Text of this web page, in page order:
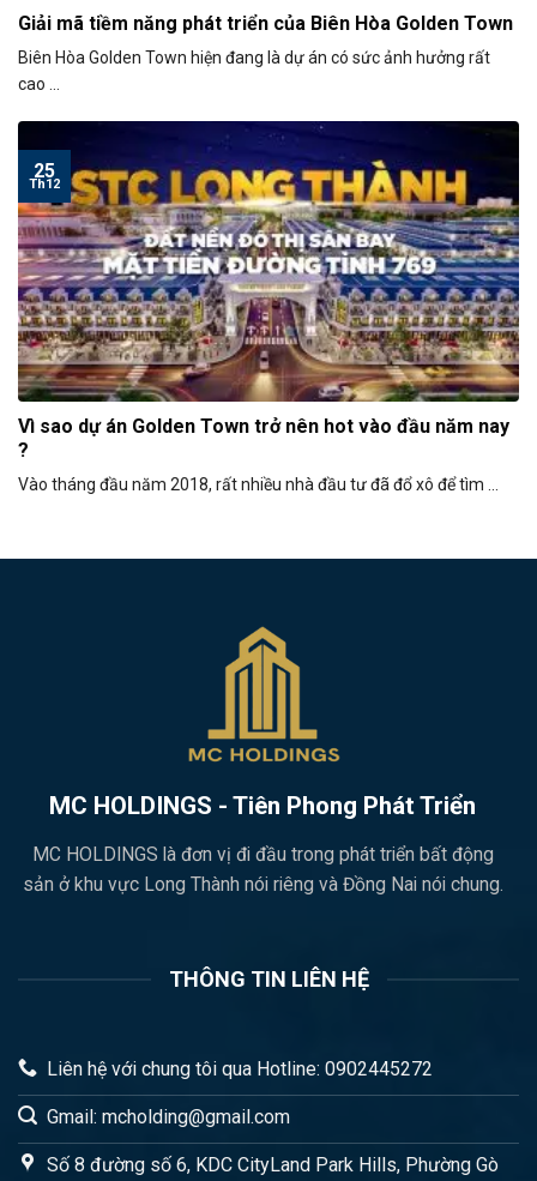
Giải mã tiềm năng phát triển của Biên Hòa Golden Town
Biên Hòa Golden Town hiện đang là dự án có sức ảnh hưởng rất
cao ...
Vì sao dự án Golden Town trở nên hot vào đầu năm nay
?
Vào tháng đầu năm 2018, rất nhiều nhà đầu tư đã đổ xô để tìm ...
25
Th12
MC HOLDINGS - Tiên Phong Phát Triển
MC HOLDINGS là đơn vị đi đầu trong phát triển bất động
sản ở khu vực Long Thành nói riêng và Đồng Nai nói chung.
THÔNG TIN LIÊN HỆ
Liên hệ với chung tôi qua Hotline: 0902445272
Gmail: mcholding@gmail.com
Số 8 đường số 6, KDC CityLand Park Hills, Phường Gò